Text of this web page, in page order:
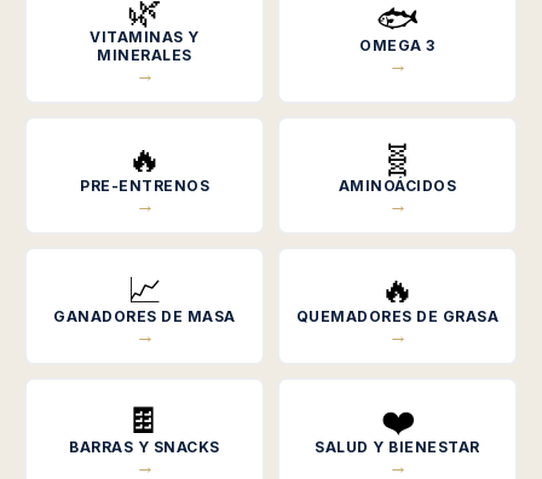
🌿
VITAMINAS Y
MINERALES
→
🐟
OMEGA 3
→
🔥
PRE-ENTRENOS
→
🧬
AMINOÁCIDOS
→
📈
GANADORES DE MASA
→
🔥
QUEMADORES DE GRASA
→
🍫
BARRAS Y SNACKS
→
❤️
SALUD Y BIENESTAR
→